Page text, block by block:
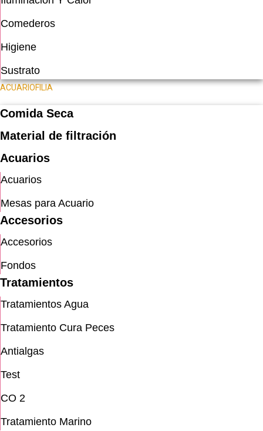
Comederos
Higiene
Sustrato
ACUARIOFILIA
Comida Seca
Material de filtración
Acuarios
Acuarios
Mesas para Acuario
Accesorios
Accesorios
Fondos
Tratamientos
Tratamientos Agua
Tratamiento Cura Peces
Antialgas
Test
CO 2
Tratamiento Marino